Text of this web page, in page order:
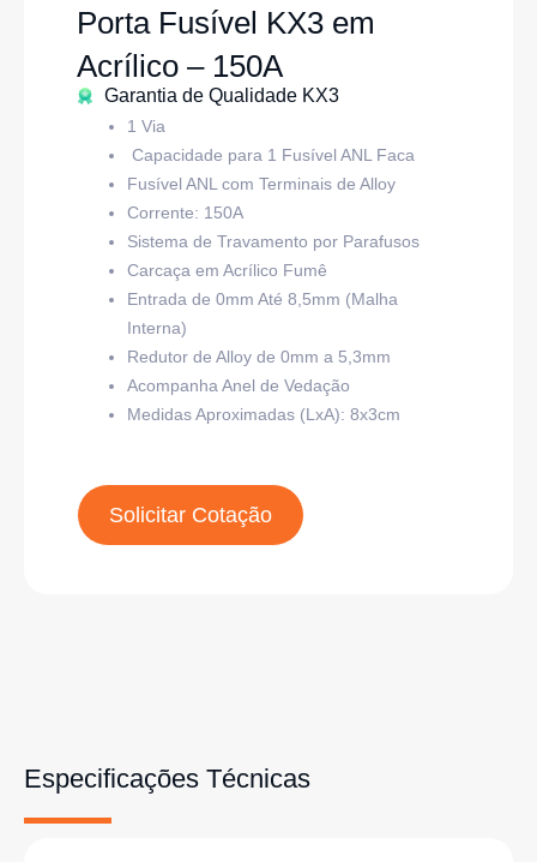
Porta Fusível KX3 em
Acrílico – 150A
Garantia de Qualidade KX3
1 Via
Capacidade para 1 Fusível ANL Faca
Fusível ANL com Terminais de Alloy
Corrente: 150A
Sistema de Travamento por Parafusos
Carcaça em Acrílico Fumê
Entrada de 0mm Até 8,5mm (Malha
Interna)
Redutor de Alloy de 0mm a 5,3mm
Acompanha Anel de Vedação
Medidas Aproximadas (LxA): 8x3cm
Solicitar Cotação
Especificações Técnicas